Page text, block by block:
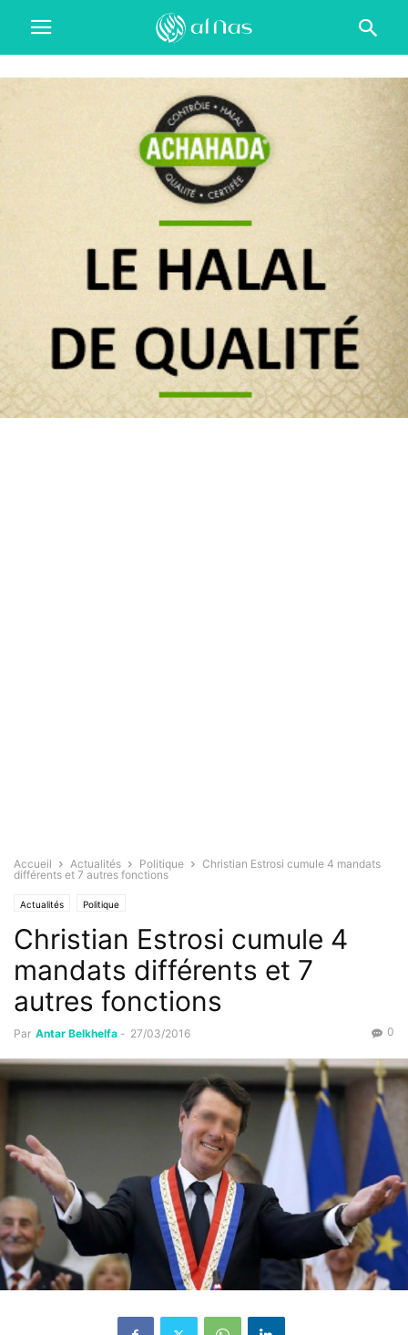
Accueil Actualités Politique
Christian Estrosi cumule 4 mandats
différents et 7 autres fonctions
Actualités Politique
Christian Estrosi cumule 4
mandats différents et 7
autres fonctions
Par Antar Belkhelfa - 27/03/2016 0